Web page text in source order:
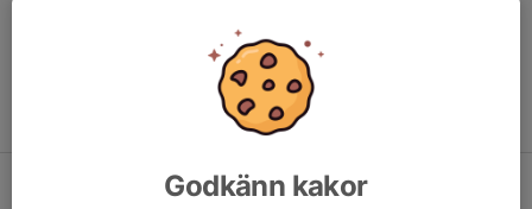
Kiosk-schemaGodkänn kakor